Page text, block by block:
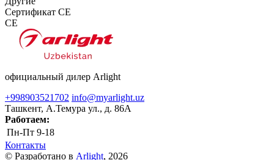
Сертификат CE
CE
официальный дилер Arlight
+998903521702 info@myarlight.uz
Ташкент, А.Темура ул., д. 86А
Работаем:
Пн-Пт 9-18
Контакты
© Разработано в Arlight, 2026